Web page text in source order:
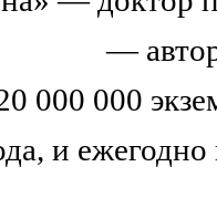
—
000 000
и